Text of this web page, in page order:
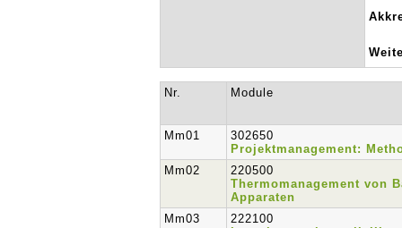
Nr. Module
Mm01
302650
Projektmanagement:
Mm02
220500
Thermomanagement von
Apparaten
Mm03
222100